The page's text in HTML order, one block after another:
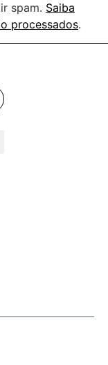
spam. Saiba
processados.